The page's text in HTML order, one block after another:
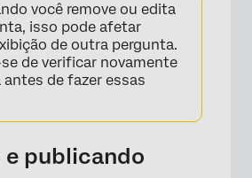
você remove ou edita
isso pode afetar
de outra pergunta.
de verificar novamente
de fazer essas
e publicando